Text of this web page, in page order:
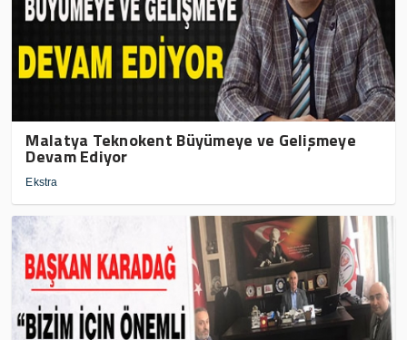
Malatya Teknokent Büyümeye ve Gelişmeye
Devam Ediyor
Ekstra